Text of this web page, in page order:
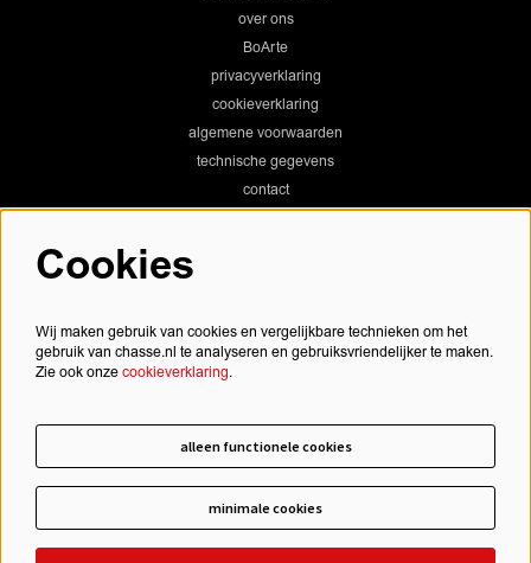
over ons
BoArte
privacyverklaring
cookieverklaring
algemene voorwaarden
technische gegevens
contact
Cookies
Wij maken gebruik van cookies en vergelijkbare technieken om het
gebruik van chasse.nl te analyseren en gebruiksvriendelijker te maken.
Zie ook onze cookieverklaring.
alleen functionele cookies
minimale cookies